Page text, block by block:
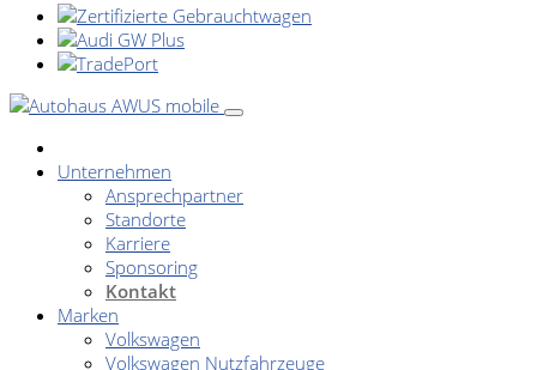
Unternehmen
Ansprechpartner
Standorte
Karriere
Sponsoring
Kontakt
Marken
Volkswagen
Volkswagen Nutzfahrzeuge